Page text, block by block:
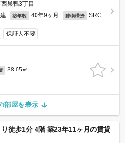
巣鴨3丁目
築年数 40年9ヶ月 建物構造 SRC
保証人不要
38.05㎡
部屋を表示
徒歩1分 4階 築23年11ヶ月の賃貸